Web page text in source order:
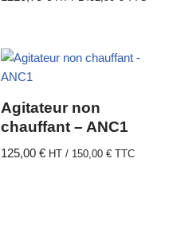
Agitateur non
chauffant – ANC1
125,00€ HT / 150,00€ TTC